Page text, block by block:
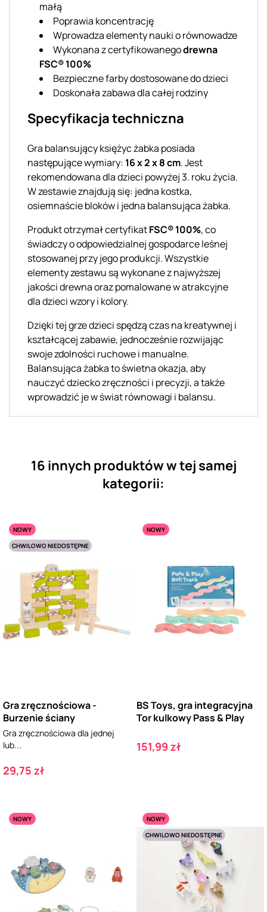
małą
Poprawia koncentrację
Wprowadza elementy nauki o równowadze
Wykonana z certyfikowanegodrewna
FSC® 100%
Bezpieczne farby dostosowane do dzieci
Doskonała zabawa dla całej rodziny
Specyfikacja techniczna
Gra balansujący księżyc żabka posiada
następujące wymiary: 16 x 2 x 8 cm. Jest
rekomendowana dla dzieci powyżej 3. roku życia.
W zestawie znajdują się: jedna kostka,
osiemnaście bloków i jedna balansująca żabka.
Produkt otrzymał certyfikatFSC® 100%, co
świadczy o odpowiedzialnej gospodarce leśnej
stosowanej przy jego produkcji. Wszystkie
elementy zestawu są wykonane z najwyższej
jakości drewna oraz pomalowane w atrakcyjne
dla dzieci wzory i kolory.
Dzięki tej grze dzieci spędzą czas na kreatywnej i
kształcącej zabawie, jednocześnie rozwijając
swoje zdolności ruchowe i manualne.
Balansująca żabka to świetna okazja, aby
nauczyć dziecko zręczności i precyzji, a także
wprowadzić je w świat równowagi i balansu.
16 innych produktów w tej samej
kategorii:
NOWY
CHWILOWO NIEDOSTĘPNE
Gra zręcznościowa -
Burzenie ściany
Gra zręcznościowa dla jednej
lub...
Cena
29,75 zł
NOWY
BS Toys, gra integracyjna
Tor kulkowy Pass & Play
Cena
151,99 zł
NOWY
NOWY
CHWILOWO NIEDOSTĘPNE